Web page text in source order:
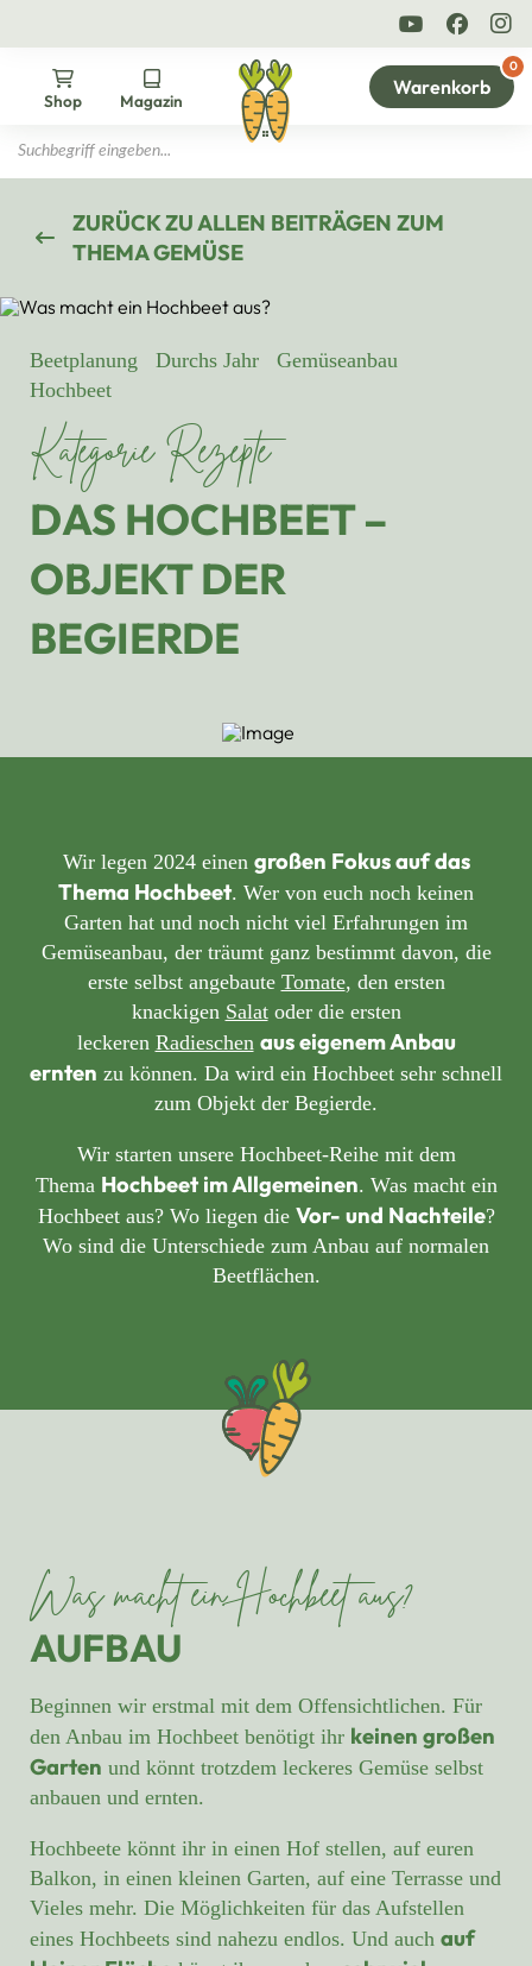
10% Newsletter Rabatt
Shop Magazin
Warenkorb
0
Products search
ZURÜCK ZU ALLEN BEITRÄGEN ZUM
THEMA GEMÜSE
Beetplanung Durchs Jahr
Gemüseanbau
Hochbeet
Kategorie Rezepte
DAS HOCHBEET –
OBJEKT DER
BEGIERDE
Wir legen 2024 einen großen Fokus auf das
Thema Hochbeet. Wer von euch noch keinen
Garten hat und noch nicht viel Erfahrungen im
Gemüseanbau, der träumt ganz bestimmt davon, die
erste selbst angebaute Tomate, den ersten
knackigen Salatoder die ersten
leckeren Radieschen aus eigenem Anbau
ernten zu können. Da wird ein Hochbeet sehr schnell
zum Objekt der Begierde.
Wir starten unsere Hochbeet-Reihe mit dem
Thema Hochbeet im Allgemeinen. Was macht ein
Hochbeet aus? Wo liegen die Vor- und Nachteile?
Wo sind die Unterschiede zum Anbau auf normalen
Beetflächen.
Was macht ein Hochbeet aus?
AUFBAU
Beginnen wir erstmal mit dem Offensichtlichen. Für
den Anbau im Hochbeet benötigt ihr keinen großen
Garten und könnt trotzdem leckeres Gemüse selbst
anbauen und ernten.
Hochbeete könnt ihr in einen Hof stellen, auf euren
Balkon, in einen kleinen Garten, auf eine Terrasse und
Vieles mehr. Die Möglichkeiten für das Aufstellen
eines Hochbeets sind nahezu endlos. Und auch auf